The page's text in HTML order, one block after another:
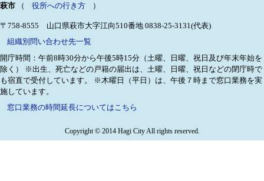
萩市 （ 役所への行き方 ）
〒758-8555 山口県萩市大字江向510番地 0838-25-3131(代表)
組織別問い合わせ先一覧
開庁時間：午前8時30分から午後5時15分（土曜、日曜、祝日及び年末年始を
除く）
※出生、死亡などの戸籍の届出は、土曜、日曜、祝日などの閉庁時で
も宿直で受付しています。
※木曜日（平日）は、午後７時まで窓口業務を実
施しています。
窓口業務の時間延長についてはこちら
Copyright © 2014 Hagi City All rights reserved.